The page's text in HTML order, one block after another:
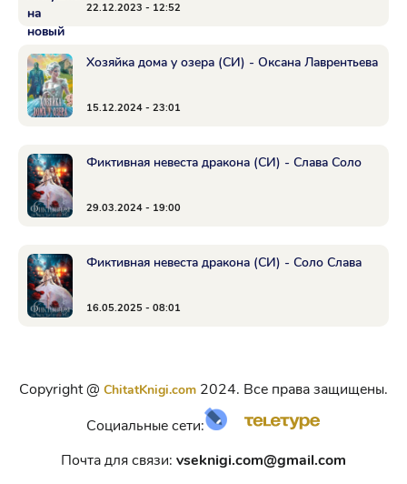
22.12.2023 - 12:52
Хозяйка дома у озера (СИ) - Оксана Лаврентьева
15.12.2024 - 23:01
Фиктивная невеста дракона (СИ) - Слава Соло
29.03.2024 - 19:00
Фиктивная невеста дракона (СИ) - Соло Слава
16.05.2025 - 08:01
Copyright @ ChitatKnigi.com 2024. Все права защищены.
Социальные сети:
Почта для связи: vseknigi.com@gmail.com